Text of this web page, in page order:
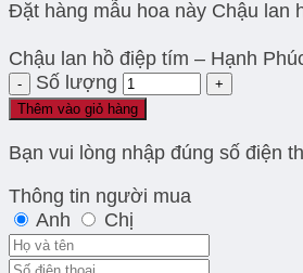
Đặt hàng mẫu hoa này Chậu lan
Chậu lan hồ điệp tím – Hạnh
Số lượng
Thêm vào giỏ hàng
Bạn vui lòng nhập đúng số điện
Thông tin người mua
Anh
Chị